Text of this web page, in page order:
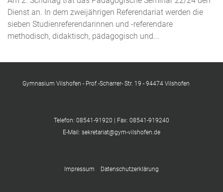
Dienst an. In dem zweijährigen Referendariat werden die
sieben Studienreferendarinnen und -referendare
methodisch, didaktisch, pädagogisch und...
Gymnasium Vilshofen - Prof.-Scharrer- Str. 19 - 94474 Vilshofen
Telefon: 08541-91920 | Fax: 08541-919240
E-Mail: sekretariat@gym-vilshofen.de
Impressum Datenschutzerklärung